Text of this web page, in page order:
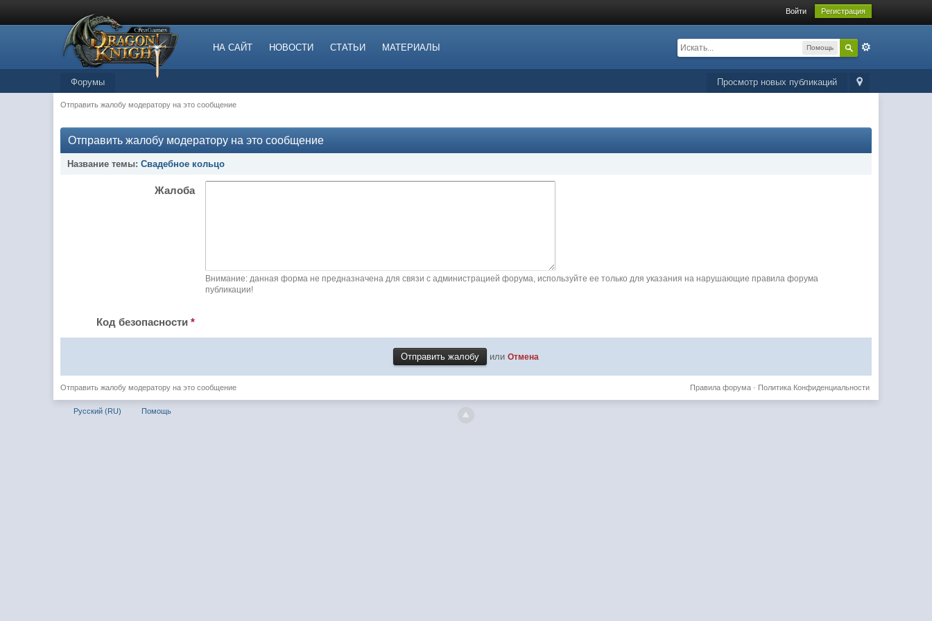
Войти Регистрация
НА САЙТ НОВОСТИ СТАТЬИ МАТЕРИАЛЫ Помощь
Просмотр новых публикаций
Форумы
Отправить жалобу модератору на это сообщение
Отправить жалобу модератору на это сообщение
Название темы:Свадебное кольцо
Жалоба
Внимание: данная форма не предназначена для связи с администрацией форума, используйте ее только для указания на нарушающие правила форума
публикации!
Код безопасности*
или Отмена
Отправить жалобу модератору на это сообщение Политика Конфиденциальности
Правила форума·
Русский (RU) Помощь